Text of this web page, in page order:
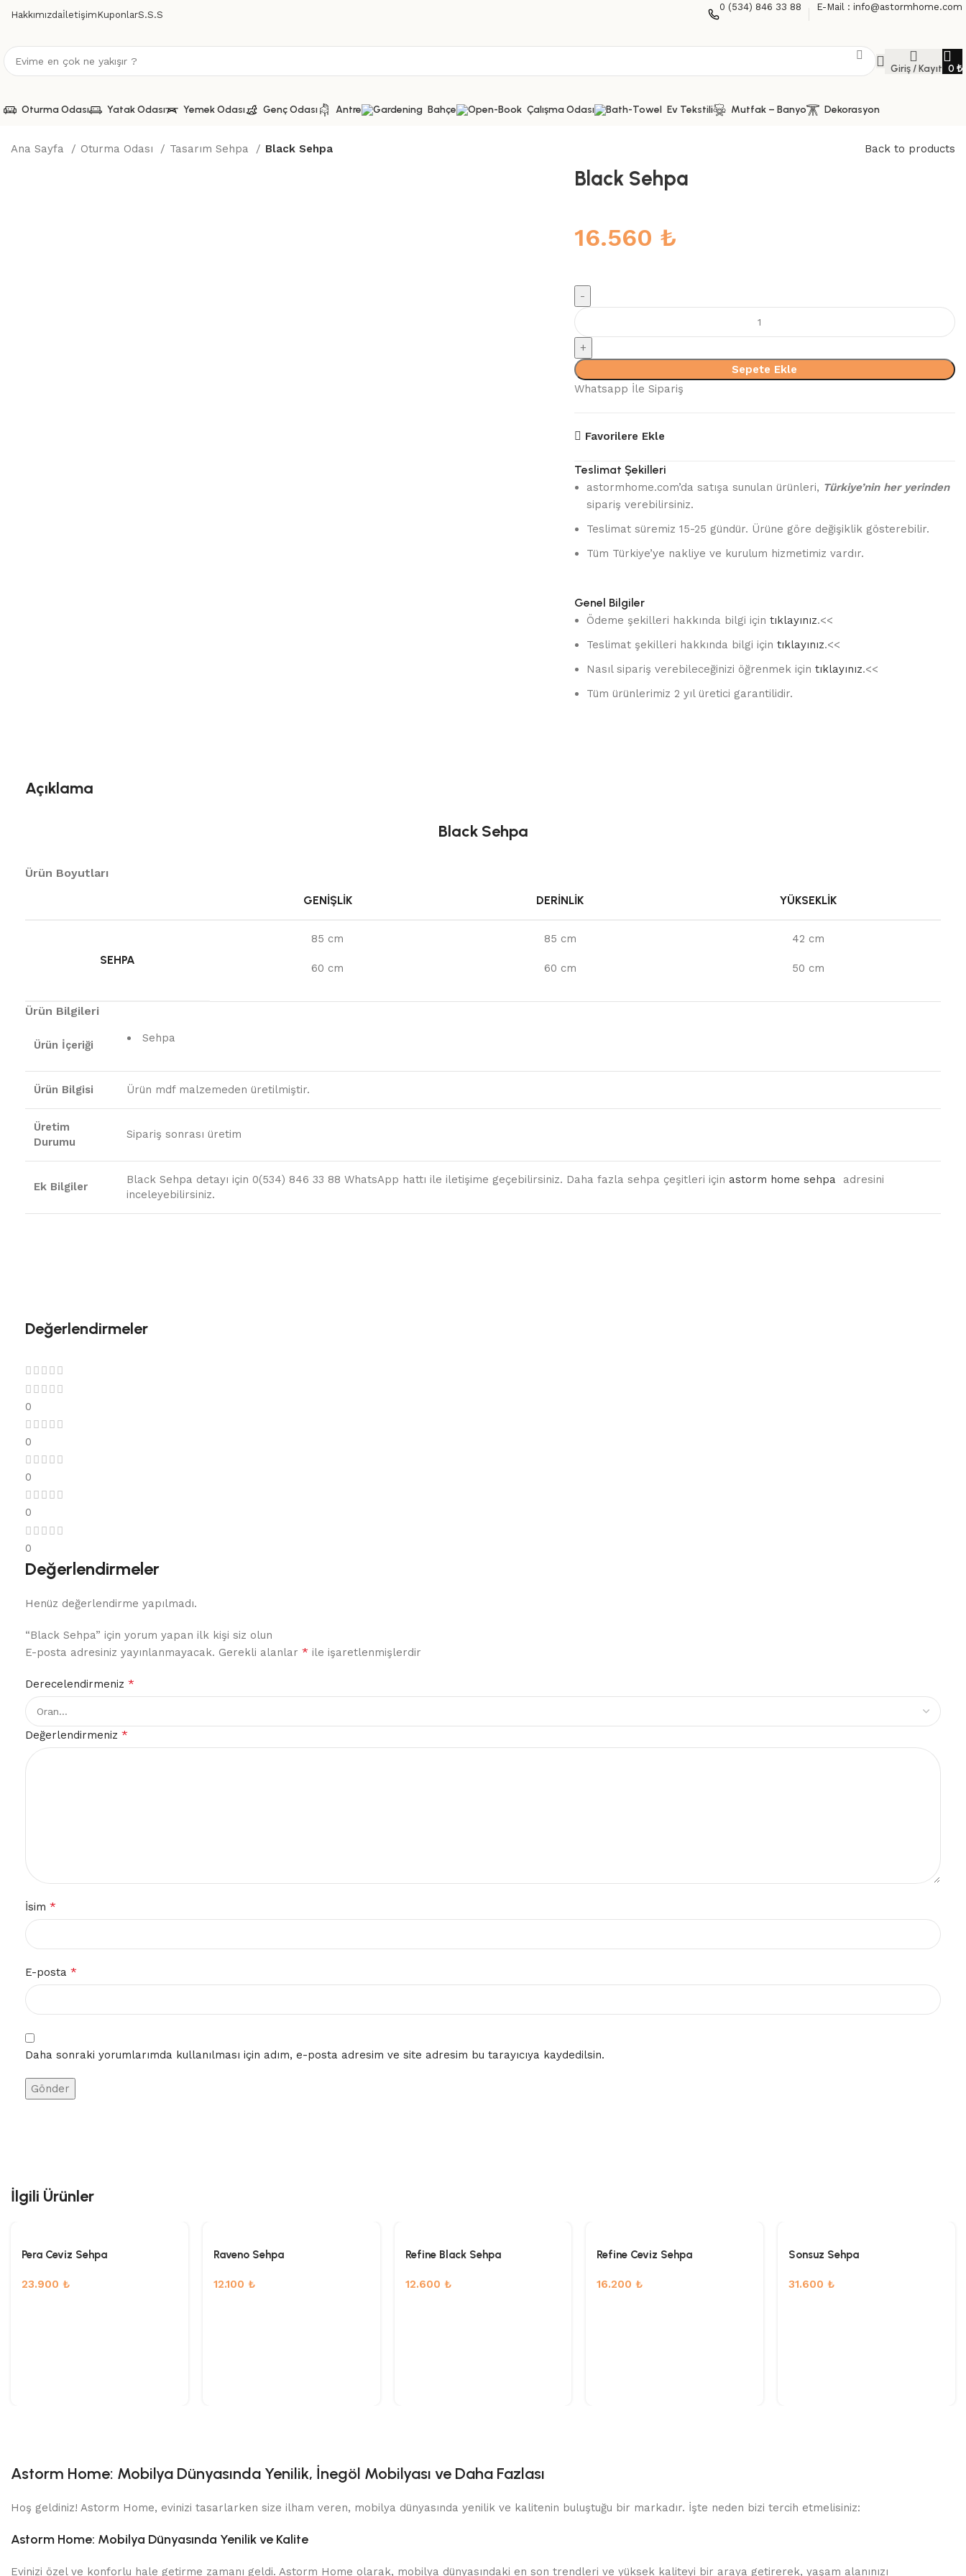
Hakkımızdaİletişim KuponlarS.S.S
0 (534) 846 33 88 E-Mail : info@astormhome.com
Giriş / Kayıt 0 ₺
Oturma Odası Yatak Odası Yemek Odası Genç Odası Antre Bahçe Çalışma Odası Ev Tekstili Mutfak – Banyo Dekorasyon
Ana Sayfa Oturma Odası Tasarım Sehpa Black Sehpa Back to products
Black Sehpa
16.560 ₺
Sehpa
adet
Sepete Ekle
Whatsapp İle Sipariş
Favorilere Ekle
Teslimat Şekilleri
astormhome.com’da satışa sunulan ürünleri, Türkiye’nin her yerinden
sipariş verebilirsiniz.
Teslimat süremiz 15-25 gündür. Ürüne göre değişiklik gösterebilir.
Tüm Türkiye’ye nakliye ve kurulum hizmetimiz vardır.
Genel Bilgiler
Ödeme şekilleri hakkında bilgi için tıklayınız.<<
Teslimat şekilleri hakkında bilgi için tıklayınız.<<
Nasıl sipariş verebileceğinizi öğrenmek için tıklayınız.<<
Tüm ürünlerimiz 2 yıl üretici garantilidir.
Açıklama
Black Sehpa
Ürün Boyutları
GENIŞLIK
DERINLIK YÜKSEKLIK
SEHPA
85 cm
60 cm
85 cm
60 cm
42 cm
50 cm
Ürün Bilgileri
Ürün İçeriği
Sehpa
Ürün Bilgisi Ürün mdf malzemeden üretilmiştir.
Üretim
Durumu
Sipariş sonrası üretim
Ek Bilgiler
Black Sehpa detayı için 0(534) 846 33 88 WhatsApp hattı ile iletişime geçebilirsiniz. Daha fazla sehpa çeşitleri için astorm home sehpa
adresini
inceleyebilirsiniz.
Değerlendirmeler
0
0
0
0
0
Değerlendirmeler
Henüz değerlendirme yapılmadı.
“Black Sehpa” için yorum yapan ilk kişi siz olun
E-posta adresiniz yayınlanmayacak. Gerekli alanlar * ile işaretlenmişlerdir
Derecelendirmeniz *
Değerlendirmeniz *
İsim *
E-posta *
Daha sonraki yorumlarımda kullanılması için adım, e-posta adresim ve site adresim bu tarayıcıya kaydedilsin.
İlgili Ürünler
Pera Ceviz Sehpa
23.900 ₺
Raveno Sehpa
12.100 ₺
Refine Black Sehpa
12.600 ₺
Refine Ceviz Sehpa
16.200₺
Sonsuz Sehpa
31.600₺
Astorm Home: Mobilya Dünyasında Yenilik, İnegöl Mobilyası ve Daha Fazlası
Hoş geldiniz! Astorm Home, evinizi tasarlarken size ilham veren, mobilya dünyasında yenilik ve kalitenin buluştuğu bir markadır. İşte neden bizi tercih etmelisiniz:
Astorm Home: Mobilya Dünyasında Yenilik ve Kalite
Evinizi özel ve konforlu hale getirme zamanı geldi. Astorm Home olarak, mobilya dünyasındaki en son trendleri ve yüksek kaliteyi bir araya getirerek, yaşam alanınızı